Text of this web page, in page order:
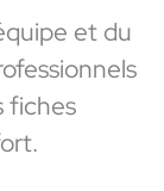
et du
fiches